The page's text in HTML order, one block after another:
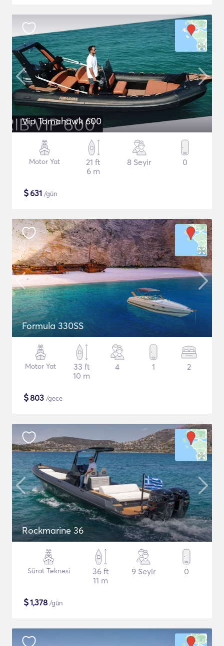
Vip Tomahawk 600
Motor Yat
21 ft
6 m
8 Seyir 0
$631 /gün
Formula 330SS
Motor Yat
33 ft
10 m
4 1 2
$803 /gece
Rockmarine 36
Sürat Teknesi
36 ft
11 m
9 Seyir 0
$1,378 /gün